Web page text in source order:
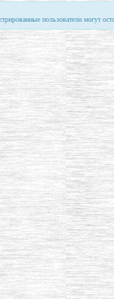
пользователи могут